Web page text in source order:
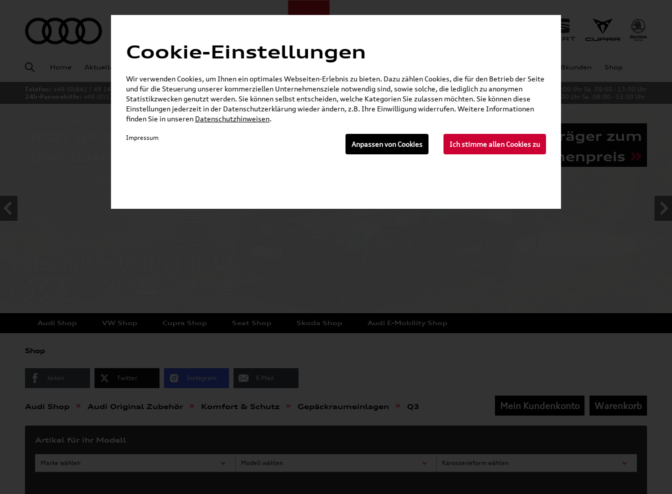
Home Aktuelles Großkunden Shop
Telefon: +49 (0)841 / 49 140
24h-Pannenhilfe: +49 (0)171 / 870 72 87 Gerade geöffnet Verkauf:Mo. - Fr. 08:00 - 19:00 Uhr Sa. 09:00 - 13:00 Uhr
Service:Mo. - Fr. 06:00 - 20:00 Uhr Sa. 08:00 - 13:00 Uhr
Jetzt sparen bei unseren
Grundträger zum
Schnäppchenpreis
Audi Shop VW Shop Cupra Shop Seat Shop Skoda Shop Audi E-Mobility Shop
Shop
teilen Twitter Instagram E-Mail
Audi Shop » Audi Original Zubehör » Komfort & Schutz » Gepäckraumeinlagen » Q3 Mein Kundenkonto Warenkorb
Artikel für ihr Modell
Marke wählen Modell wählen Karosserieform wählen
Cookie-Einstellungen
Wir verwenden Cookies, um Ihnen ein optimales Webseiten-Erlebnis zu bieten. Dazu zählen Cookies, die für den Betrieb der Seite
und für die Steuerung unserer kommerziellen Unternehmensziele notwendig sind, sowie solche, die lediglich zu anonymen
Statistikzwecken genutzt werden. Sie können selbst entscheiden, welche Kategorien Sie zulassen möchten. Sie können diese
Einstellungen jederzeit in der Datenschutzerklärung wieder ändern, z.B. Ihre Einwilligung widerrufen. Weitere Informationen
finden Sie in unseren Datenschutzhinweisen.
Ich stimme allen Cookies zu
Anpassen von Cookies
Impressum